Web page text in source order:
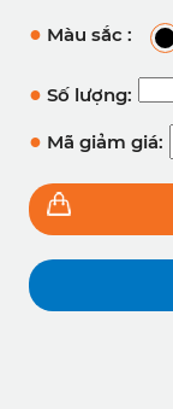
● Màu sắc :
● Số lượng:
● Mã giảm giá: